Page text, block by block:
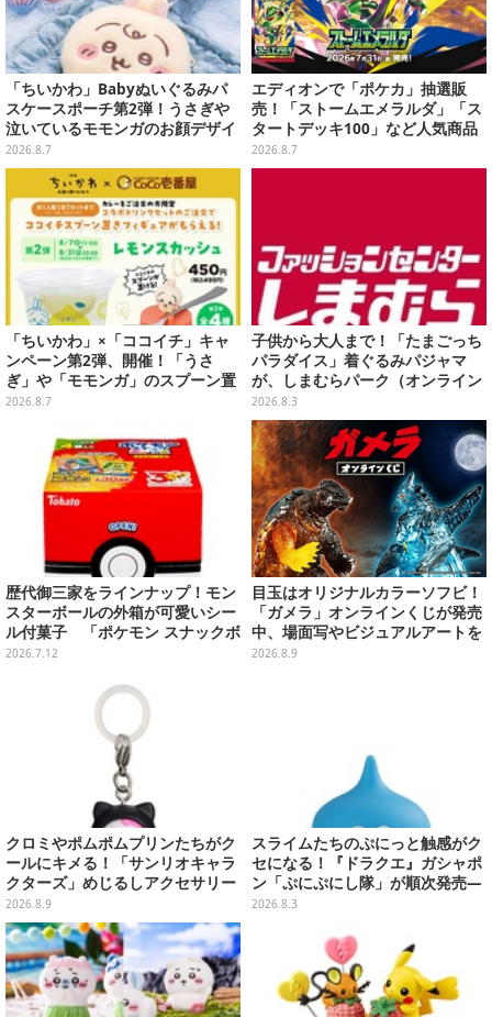
「ちいかわ」Babyぬいぐるみパ
スケースポーチ第2弾！うさぎや
泣いているモモンガのお顔デザイ
ン全4種が8月下旬プライズ展開
2026.8.7
エディオンで「ポケカ」抽選販
売！「ストームエメラルダ」「ス
タートデッキ100」など人気商品
が対象
2026.8.7
「ちいかわ」×「ココイチ」キャ
ンペーン第2弾、開催！「うさ
ぎ」や「モモンガ」のスプーン置
きをGETしよう
2026.8.7
子供から大人まで！「たまごっち
パラダイス」着ぐるみパジャマ
が、しまむらパーク（オンライン
ストア）にて受注生産
2026.8.3
歴代御三家をラインナップ！モン
スターボールの外箱が可愛いシー
ル付菓子 「ポケモン スナックボ
ックス」が7月13日発売
2026.7.12
目玉はオリジナルカラーソフビ！
「ガメラ」オンラインくじが発売
中、場面写やビジュアルアートを
使用した豪華賞品をラインナップ
2026.8.9
クロミやポムポムプリンたちがク
ールにキメる！「サンリオキャラ
クターズ」めじるしアクセサリー
がガシャポン展開
2026.8.9
スライムたちのぷにっと触感がク
セになる！『ドラクエ』ガシャポ
ン「ぷにぷにし隊」が順次発売―
全4種ではぐれメタルは固め
2026.8.3